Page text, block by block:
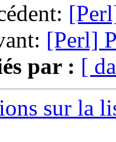
[Perl]
par : [
sur la